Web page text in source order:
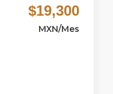
$19,300
MXN/Mes